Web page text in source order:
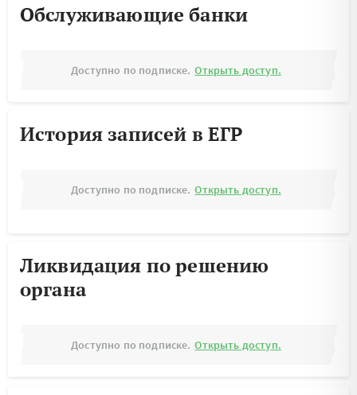
Обслуживающие банки
Доступно по подписке. Открыть доступ.
История записей в ЕГР
Доступно по подписке. Открыть доступ.
Ликвидация по решению
органа
Доступно по подписке. Открыть доступ.